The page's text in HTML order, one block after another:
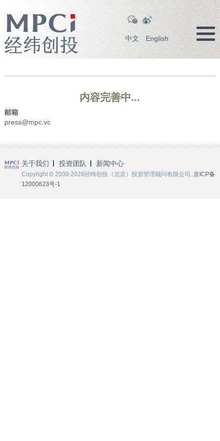
中文 English
内容完善中...
邮箱
press@mpc.vc
关于我们 投资团队 新闻中心
Copyright © 2008-2026经纬创投（北京）投资管理顾问有限公司. 京ICP备
12000623号-1